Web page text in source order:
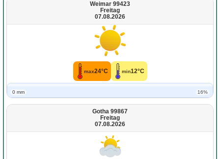
Weimar 99423
Freitag
07.08.2026
max24°C min12°C
0 mm 16%
Gotha 99867
Freitag
07.08.2026